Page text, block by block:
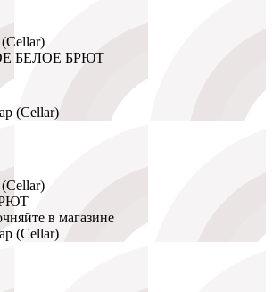
БЕЛОЕ БРЮТ
в магазине